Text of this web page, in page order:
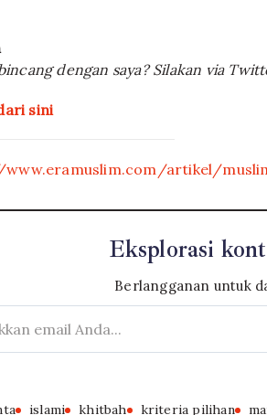
dengan saya? Silakan via
sini
artikel/
Eksplorasi
Berlangganan untuk
islami khitbah kriteria pilihan